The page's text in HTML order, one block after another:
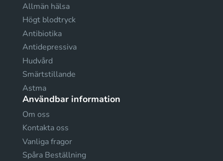
Allmän hälsa
Högt blodtryck
Antibiotika
Antidepressiva
Hudvård
Smärtstillande
Astma
Användbar information
Om oss
Kontakta oss
Vanliga fragor
Spåra Beställning